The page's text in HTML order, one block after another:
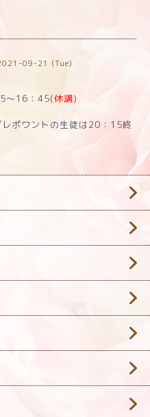
09-21 (Tue)
～16：45(休講)
ワントの生徒は20：15終